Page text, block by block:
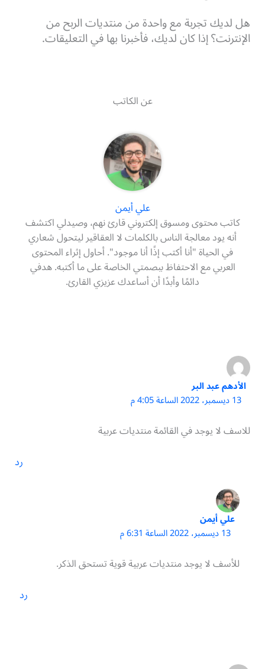
هل لديك تجربة مع واحدة من منتديات الربح من
الإنترنت؟ إذا كان لديك، فأخبرنا بها في التعليقات.
عن الكاتب
علي أيمن
كاتب محتوى ومسوق إلكتروني قارئ نهم، وصيدلي اكتشف
أنه يود معالجة الناس بالكلمات لا العقاقير ليتحول شعاري
في الحياة "أنا أكتب إذًا أنا موجود". أحاول إثراء المحتوى
العربي مع الاحتفاظ ببصمتي الخاصة على ما أكتبه. هدفي
دائمًا وأبدًا أن أساعدك عزيزي القارئ.
الأدهم عبد البر
13 ديسمبر، 2022 الساعة 4:05 م
للاسف لا يوجد في القائمة منتديات عربية
رد
علي أيمن
13 ديسمبر، 2022 الساعة 6:31 م
للأسف لا يوجد منتديات عربية قوية تستحق الذكر.
رد